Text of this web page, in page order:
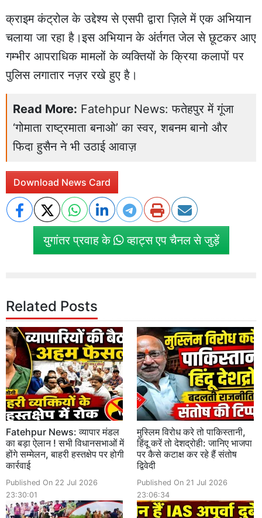
क्राइम कंट्रोल के उद्देश्य से एसपी द्वारा ज़िले में एक अभियान
चलाया जा रहा है।इस अभियान के अंर्तगत जेल से छूटकर आए
गम्भीर आपराधिक मामलों के व्यक्तियों के क्रिया कलापों पर
पुलिस लगातार नज़र रखे हुए है।
Read More: Fatehpur News: फतेहपुर में गूंजा
‘गोमाता राष्ट्रमाता बनाओ’ का स्वर, शबनम बानो और
फिदा हुसैन ने भी उठाई आवाज़
Download News Card
युगांतर प्रवाह के व्हाट्स एप चैनल से जुड़ें
Related Posts
Fatehpur News: व्यापार मंडल
का बड़ा ऐलान ! सभी विधानसभाओं में
होंगे सम्मेलन, बाहरी हस्तक्षेप पर होगी
कार्रवाई
Published On 22 Jul 2026
23:30:01
मुस्लिम विरोध करे तो पाकिस्तानी,
हिंदू करें तो देशद्रोही: जानिए भाजपा
पर कैसे कटाक्ष कर रहे हैं संतोष
द्विवेदी
Published On 21 Jul 2026
23:06:34